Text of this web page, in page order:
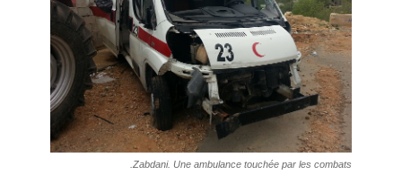
Zabdani. Une ambulance touchée par les combats.